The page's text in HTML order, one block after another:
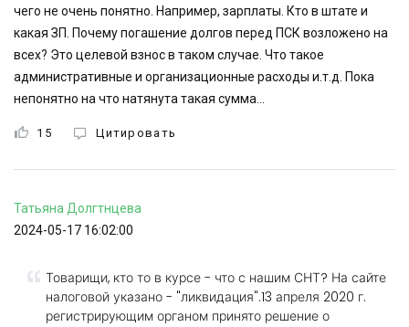
чего не очень понятно. Например, зарплаты. Кто в штате и
какая ЗП. Почему погашение долгов перед ПСК возложено на
всех? Это целевой взнос в таком случае. Что такое
административные и организационные расходы и.т.д. Пока
непонятно на что натянута такая сумма...
15 Цитировать
ТатьянаДолгтнцева
2024-05-17 16:02:00
Товарищи, кто то в курсе - что с нашим СНТ? На сайте
налоговой указано - "ликвидация".13 апреля 2020 г.
регистрирующим органом принято решение о